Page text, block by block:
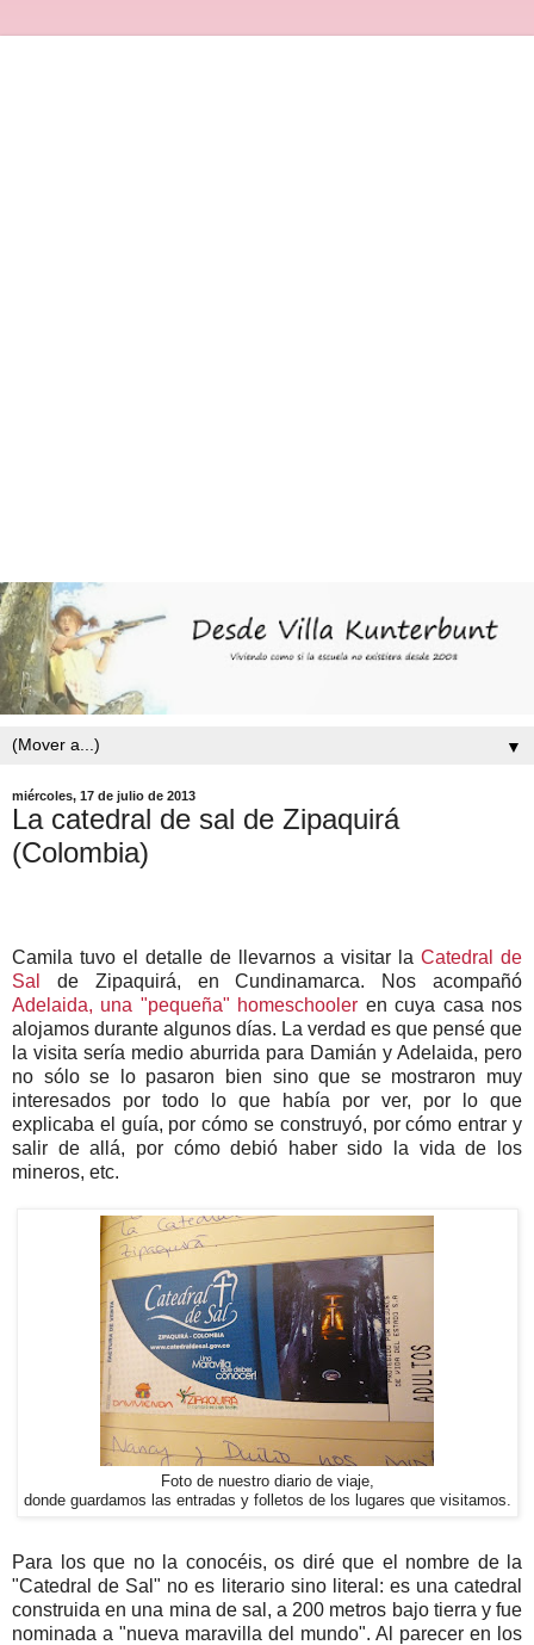
▼
miércoles, 17 de julio de 2013
La catedral de sal de Zipaquirá
(Colombia)
Camila tuvo el detalle de llevarnos a visitar la Catedral de
Sal
de Zipaquirá, en Cundinamarca. Nos acompañó
Adelaida, una "pequeña" homeschooler en cuya casa nos
alojamos durante algunos días. La verdad es que pensé que
la visita sería medio aburrida para Damián y Adelaida, pero
no sólo se lo pasaron bien sino que se mostraron muy
interesados por todo lo que había por ver, por lo que
explicaba el guía, por cómo se construyó, por cómo entrar y
salir de allá, por cómo debió haber sido la vida de los
mineros, etc.
Foto de nuestro diario de viaje,
donde guardamos las entradas y folletos de los lugares que visitamos.
Para los que no la conocéis, os diré que el nombre de la
"Catedral de Sal" no es literario sino literal: es una catedral
construida en una mina de sal, a 200 metros bajo tierra y fue
nominada a "nueva maravilla del mundo". Al parecer en los